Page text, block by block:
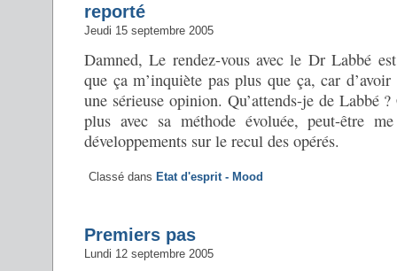
reporté
Jeudi 15 septembre 2005
Damned, Le rendez-vous avec le Dr Labbé
que ça m’inquiète pas plus que ça, car
une sérieuse opinion. Qu’attends-je de Labbé
plus avec sa méthode évoluée, peut-être
développements sur le recul des opérés.
Classé dans Etat d'esprit - Mood
Premiers pas
Lundi 12 septembre 2005